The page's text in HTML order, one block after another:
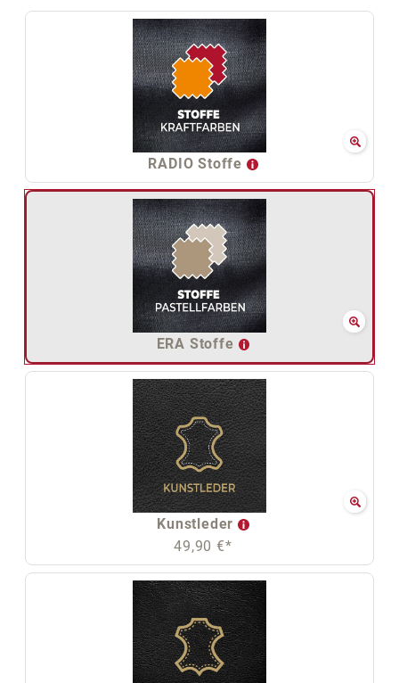
RADIO Stoffe
ERA Stoffe
Kunstleder
49,90 €*